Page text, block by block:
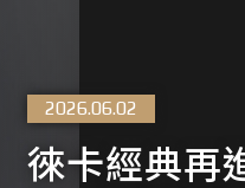
2026.06.02
徠卡經典再